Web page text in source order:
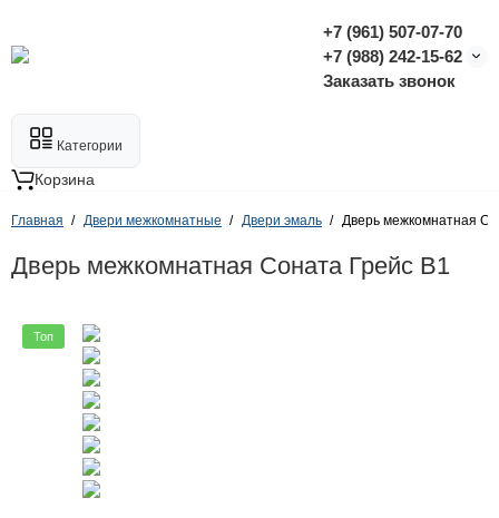
+7 (961) 507-07-70
+7 (988) 242-15-62
Заказать звонок
Категории
Корзина
Главная Двери межкомнатные Двери эмаль Дверь межкомнатная
Дверь межкомнатная Соната Грейс В1
Топ